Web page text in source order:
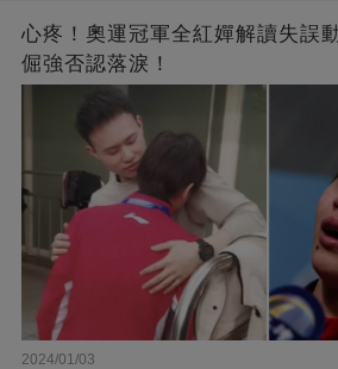
心疼！奧運冠軍全紅嬋解讀失誤
倔強否認落淚！
2024/01/03